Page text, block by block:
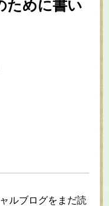
ために書い
ルブログをまだ読